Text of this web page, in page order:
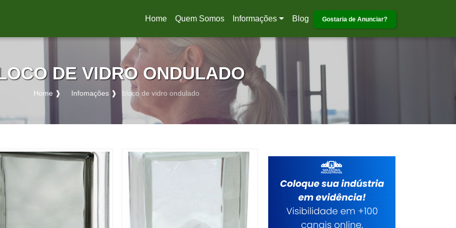
Home
(current)
Quem Somos Informações Blog Gostaria de Anunciar?
DE VIDRO ONDULADO
Home ❱ Infomações ❱ bloco de vidro ondulado